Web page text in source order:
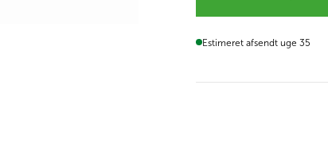
Estimeret afsendt uge 35